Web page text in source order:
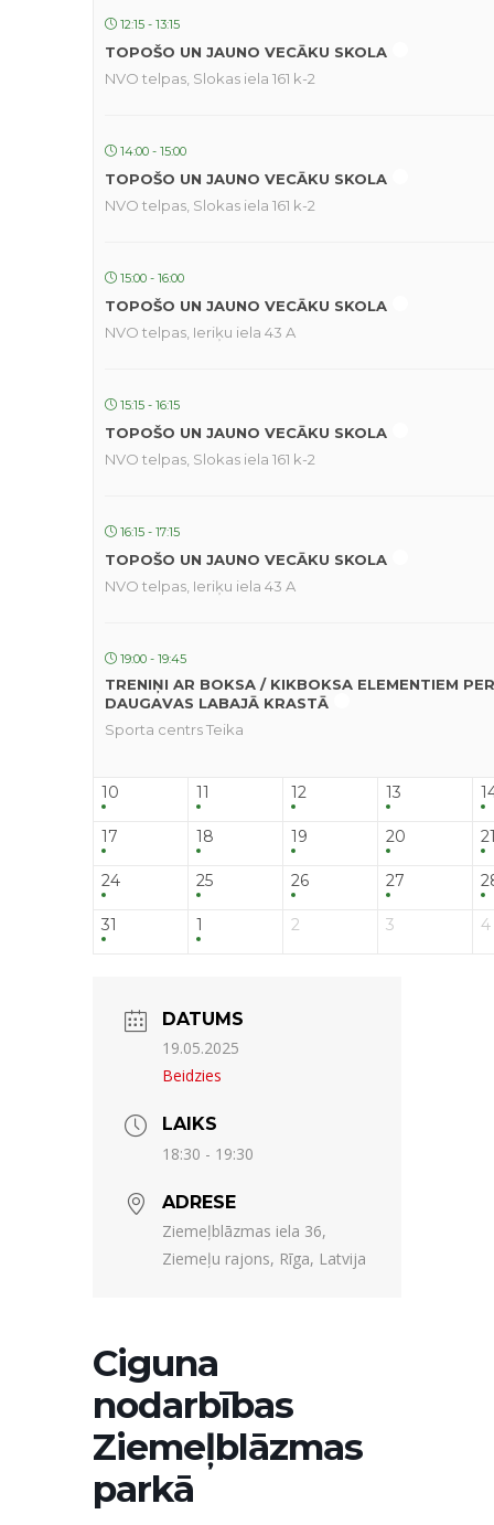
12:15 - 13:15
TOPOŠO UN JAUNO VECĀKU SKOLA
NVO telpas, Slokas iela 161 k-2
14:00 - 15:00
TOPOŠO UN JAUNO VECĀKU SKOLA
NVO telpas, Slokas iela 161 k-2
15:00 - 16:00
TOPOŠO UN JAUNO VECĀKU SKOLA
NVO telpas, Ieriķu iela 43 A
15:15 - 16:15
TOPOŠO UN JAUNO VECĀKU SKOLA
NVO telpas, Slokas iela 161 k-2
16:15 - 17:15
TOPOŠO UN JAUNO VECĀKU SKOLA
NVO telpas, Ieriķu iela 43 A
19:00 - 19:45
TRENIŅI AR BOKSA / KIKBOKSA ELEMENTIEM
DAUGAVAS LABAJĀ KRASTĀ
Sporta centrs Teika
10 11 12 13
17 18 19 20
24 25 26 27
31 1 2 3 4
DATUMS
19.05.2025
Beidzies
LAIKS
18:30 - 19:30
ADRESE
Ziemeļblāzmas iela 36,
Ziemeļu rajons, Rīga, Latvija
Ciguna
nodarbības
Ziemeļblāzmas
parkā